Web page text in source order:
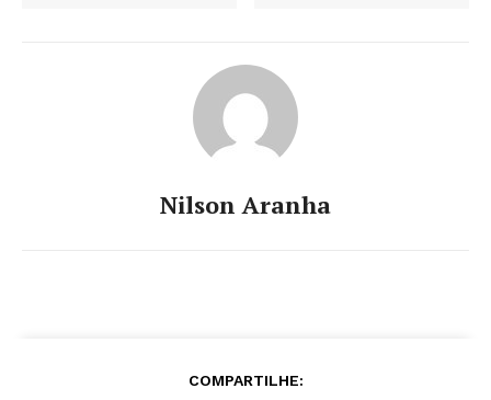
Nilson Aranha
COMPARTILHE: